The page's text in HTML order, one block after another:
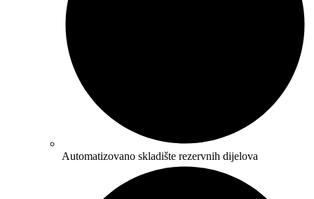
Automatizovano skladište rezervnih dijelova